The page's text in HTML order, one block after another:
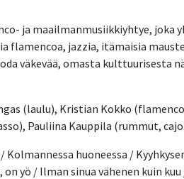
ja maailmanmusiikkiyhtye, joka
jazzia, itämaisia
väkevää, omasta kulttuurisesta
(laulu), Kristian Kokko
Pauliina Kauppila (rummut,
Kolmannessa huoneessa /
yö / Ilman sinua vähenen kuin kuu